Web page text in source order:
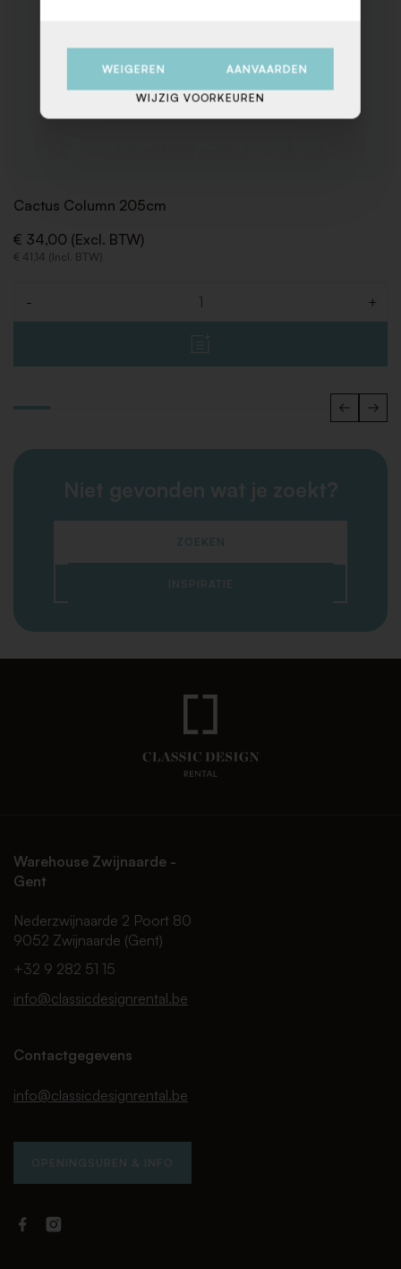
Cactus Column 205cm
€ 34,00 (Excl. BTW)
€ 41,14 (Incl. BTW)
- +
Niet gevonden wat je zoekt?
ZOEKEN
INSPIRATIE
Warehouse Zwijnaarde -
Gent
Nederzwijnaarde 2 Poort 80
9052 Zwijnaarde (Gent)
+32 9 282 51 15
info@classicdesignrental.be
Contactgegevens
info@classicdesignrental.be
OPENINGSUREN & INFO
FacebookInstagram
WEIGEREN AANVAARDEN
WIJZIG VOORKEUREN